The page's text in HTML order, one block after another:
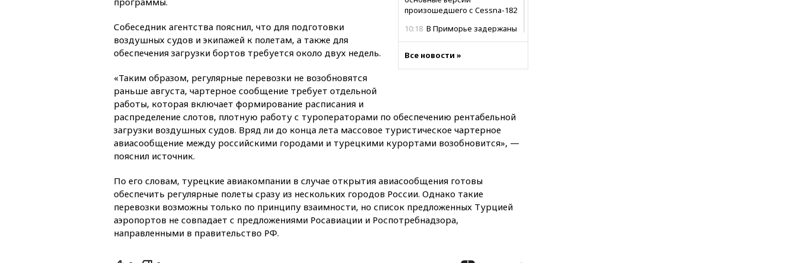
произошедшего с Cessna-182
10:18 В Приморье задержаны
09:59The Spectator:
09:54МВД Германии:
инцидент с дроном в
аэропорту Лейпцига —
«сценарий гибридной атаки»
обломки дрона повредили
фасад логокомплекса
Wildberries
09:18В Ярославской области
Трамп сообщил об
Все новости »
Собеседник агентства пояснил, что для подготовки
воздушных судов и экипажей к полетам, а также для
обеспечения загрузки бортов требуется около двух недель.
«Таким образом, регулярные перевозки не возобновятся
раньше августа, чартерное сообщение требует отдельной
работы, которая включает формирование расписания и
распределение слотов, плотную работу с туроператорами по обеспечению рентабельной
загрузки воздушных судов. Вряд ли до конца лета массовое туристическое чартерное
авиасообщение между российскими городами и турецкими курортами возобновится», —
пояснил источник.
По его словам, турецкие авиакомпании в случае открытия авиасообщения готовы
обеспечить регулярные полеты сразу из нескольких городов России. Однако такие
перевозки возможны только по принципу взаимности, но список предложенных Турцией
аэропортов не совпадает с предложениями Росавиации и Роспотребнадзора,
направленными в правительство РФ.